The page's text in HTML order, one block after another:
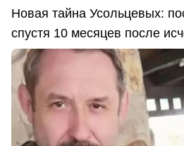
Новая тайна Усольцевых:
спустя 10 месяцев после